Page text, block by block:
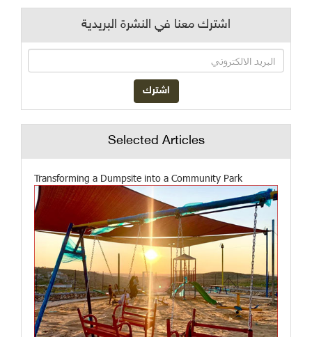
اشترك معنا في النشرة البريدية
Selected Articles
Transforming a Dumpsite into a Community Park